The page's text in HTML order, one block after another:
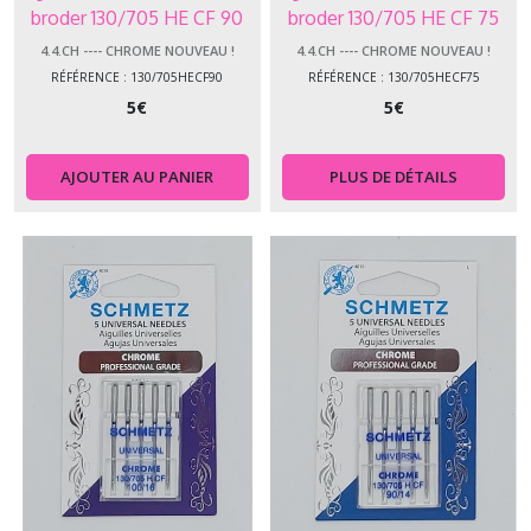
broder 130/705 HE CF 90
4.4.CH ---- CHROME NOUVEAU !
RÉFÉRENCE : 130/705HECF90
5€
AJOUTER AU PANIER
broder 130/705 HE CF 75
4.4.CH ---- CHROME NOUVEAU !
RÉFÉRENCE : 130/705HECF75
5€
PLUS DE DÉTAILS
-
(4)
-
-
-
Spéciales
(18)
4.4.DT
-
-